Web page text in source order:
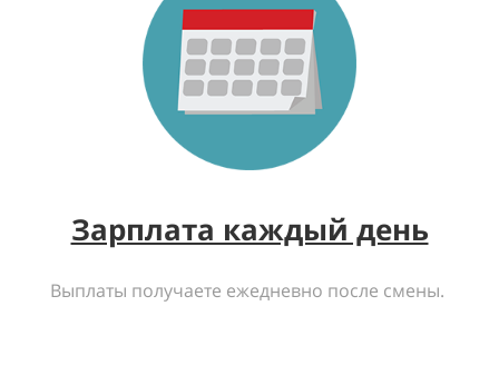
Зарплата каждый день
Выплаты получаете ежедневно после смены.